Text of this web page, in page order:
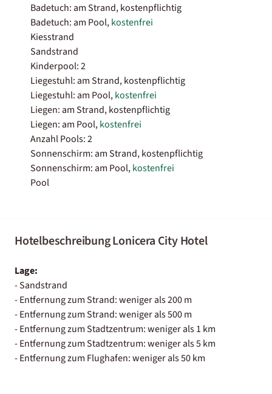
Badetuch: am Strand, kostenpflichtig
Badetuch: am Pool,kostenfrei
Kiesstrand
Sandstrand
Kinderpool: 2
Liegestuhl: am Strand, kostenpflichtig
Liegestuhl: am Pool,kostenfrei
Liegen: am Strand, kostenpflichtig
Liegen: am Pool,kostenfrei
Anzahl Pools: 2
Sonnenschirm: am Strand, kostenpflichtig
Sonnenschirm: am Pool,kostenfrei
Pool
Hotelbeschreibung Lonicera City Hotel
Lage:
- Sandstrand
- Entfernung zum Strand: weniger als 200 m
- Entfernung zum Strand: weniger als 500 m
- Entfernung zum Stadtzentrum: weniger als 1 km
- Entfernung zum Stadtzentrum: weniger als 5 km
- Entfernung zum Flughafen: weniger als 50 km